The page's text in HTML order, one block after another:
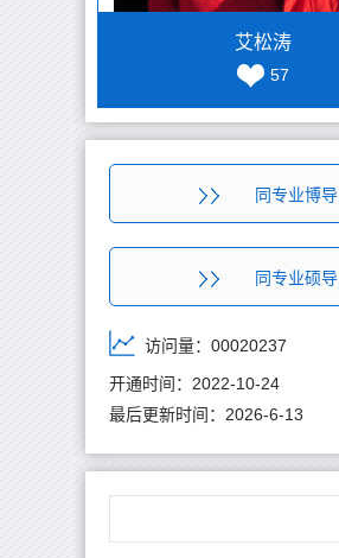
艾松涛
57
同专业博导
同专业硕导
访问量： 00020237
开通时间： 2022-10-24
最后更新时间： 2026-6-13